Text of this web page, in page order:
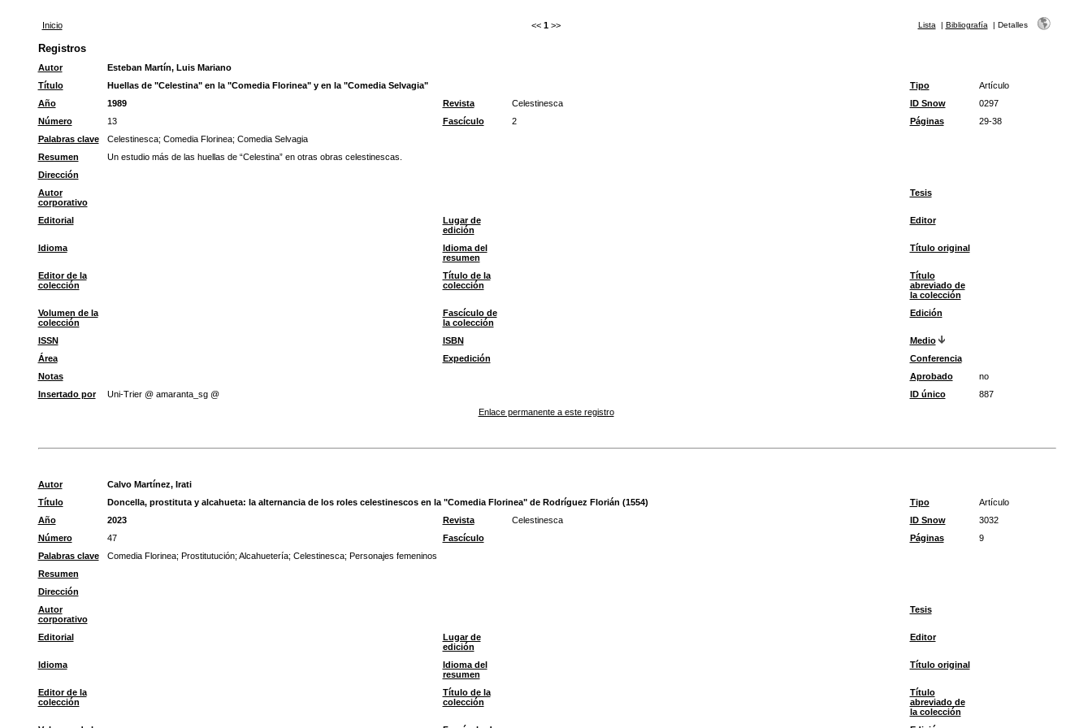
Inicio << 1 >> Lista | Bibliografía | Detalles
Registros
Autor
Esteban Martín, Luis Mariano
Título
Huellas de "Celestina" en la "Comedia Florinea" y en la "Comedia Selvagia" Tipo
Artículo
Año
1989 Revista Celestinesca ID Snow
0297
Número
13 Fascículo 2 Páginas
29-38
Palabras clave
Celestinesca; Comedia Florinea; Comedia Selvagia
Resumen
Un estudio más de las huellas de “Celestina” en otras obras celestinescas.
Dirección
Autor
corporativo
Tesis
Editorial
Lugar de
edición
Editor
Idioma
Idioma del
resumen
Título original
Editor de la
colección
Título de la
colección
Título
abreviado de
la colección
Volumen de la
colección
Fascículo de
la colección
Edición
ISSN ISBN
Medio
Área
Expedición
Conferencia
Notas
Aprobado
no
Insertado por
Uni-Trier @ amaranta_sg @ ID único
887
Enlace permanente a este registro
Autor
Calvo Martínez, Irati
Título
Doncella, prostituta y alcahueta: la alternancia de los roles celestinescos en la "Comedia Florinea" de Rodríguez Florián (1554) Tipo
Artículo
Año
2023 Revista Celestinesca ID Snow
3032
Número
47 Fascículo Páginas
9
Palabras clave
Comedia Florinea; Prostitutución; Alcahuetería; Celestinesca; Personajes femeninos
Resumen
Dirección
Autor
corporativo
Tesis
Editorial
Lugar de
edición
Editor
Idioma
Idioma del
resumen
Título original
Editor de la
colección
Título de la
colección
Título
abreviado de
la colección